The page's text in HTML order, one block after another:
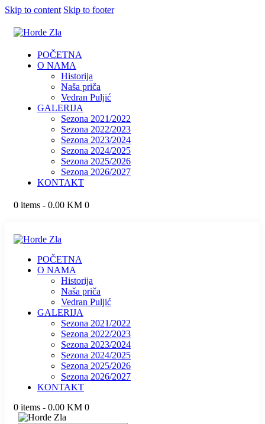
Skip to content Skip to footer
POČETNA
O NAMA
Historija
Naša priča
Vedran Puljić
GALERIJA
Sezona 2021/2022
Sezona 2022/2023
Sezona 2023/2024
Sezona 2024/2025
Sezona 2025/2026
Sezona 2026/2027
KONTAKT
0 items - 0.00 KM 0
POČETNA
O NAMA
Historija
Naša priča
Vedran Puljić
GALERIJA
Sezona 2021/2022
Sezona 2022/2023
Sezona 2023/2024
Sezona 2024/2025
Sezona 2025/2026
Sezona 2026/2027
KONTAKT
0 items - 0.00 KM 0